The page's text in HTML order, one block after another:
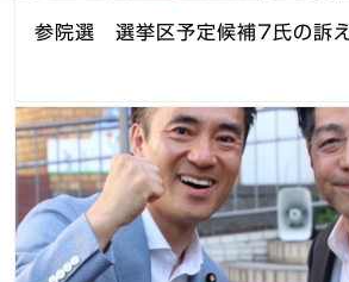
参院選 選挙区予定候補7氏の訴え